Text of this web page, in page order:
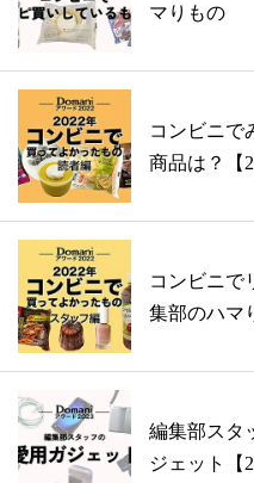
マりもの
コンビニで
商品は？【
コンビニで
集部のハマ
編集部スタ
ジェット【